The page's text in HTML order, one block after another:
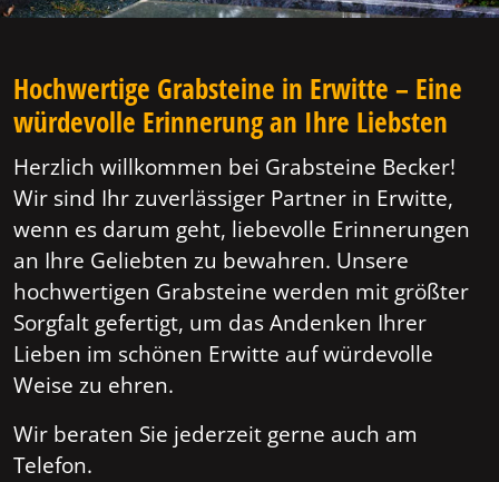
Hochwertige Grabsteine in Erwitte – Eine
würdevolle Erinnerung an Ihre Liebsten
Herzlich willkommen bei Grabsteine Becker!
Wir sind Ihr zuverlässiger Partner in Erwitte,
wenn es darum geht, liebevolle Erinnerungen
an Ihre Geliebten zu bewahren. Unsere
hochwertigen Grabsteine werden mit größter
Sorgfalt gefertigt, um das Andenken Ihrer
Lieben im schönen Erwitte auf würdevolle
Weise zu ehren.
Wir beraten Sie jederzeit gerne auch am
Telefon.